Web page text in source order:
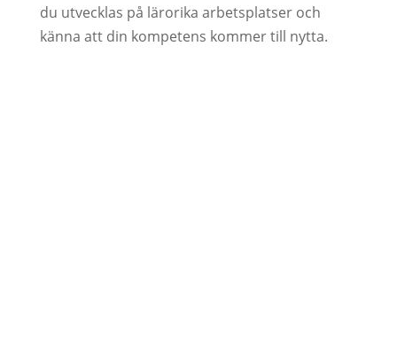
du utvecklas på lärorika arbetsplatser och
känna att din kompetens kommer till nytta.